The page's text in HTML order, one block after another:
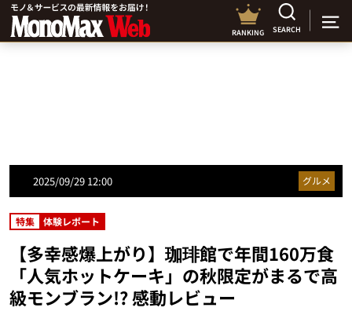
RANKING SEARCH
2025/09/29 12:00 グルメ
特集 体験レポート
【多幸感爆上がり】珈琲館で年間160万食
「人気ホットケーキ」の秋限定がまるで高
級モンブラン!? 感動レビュー